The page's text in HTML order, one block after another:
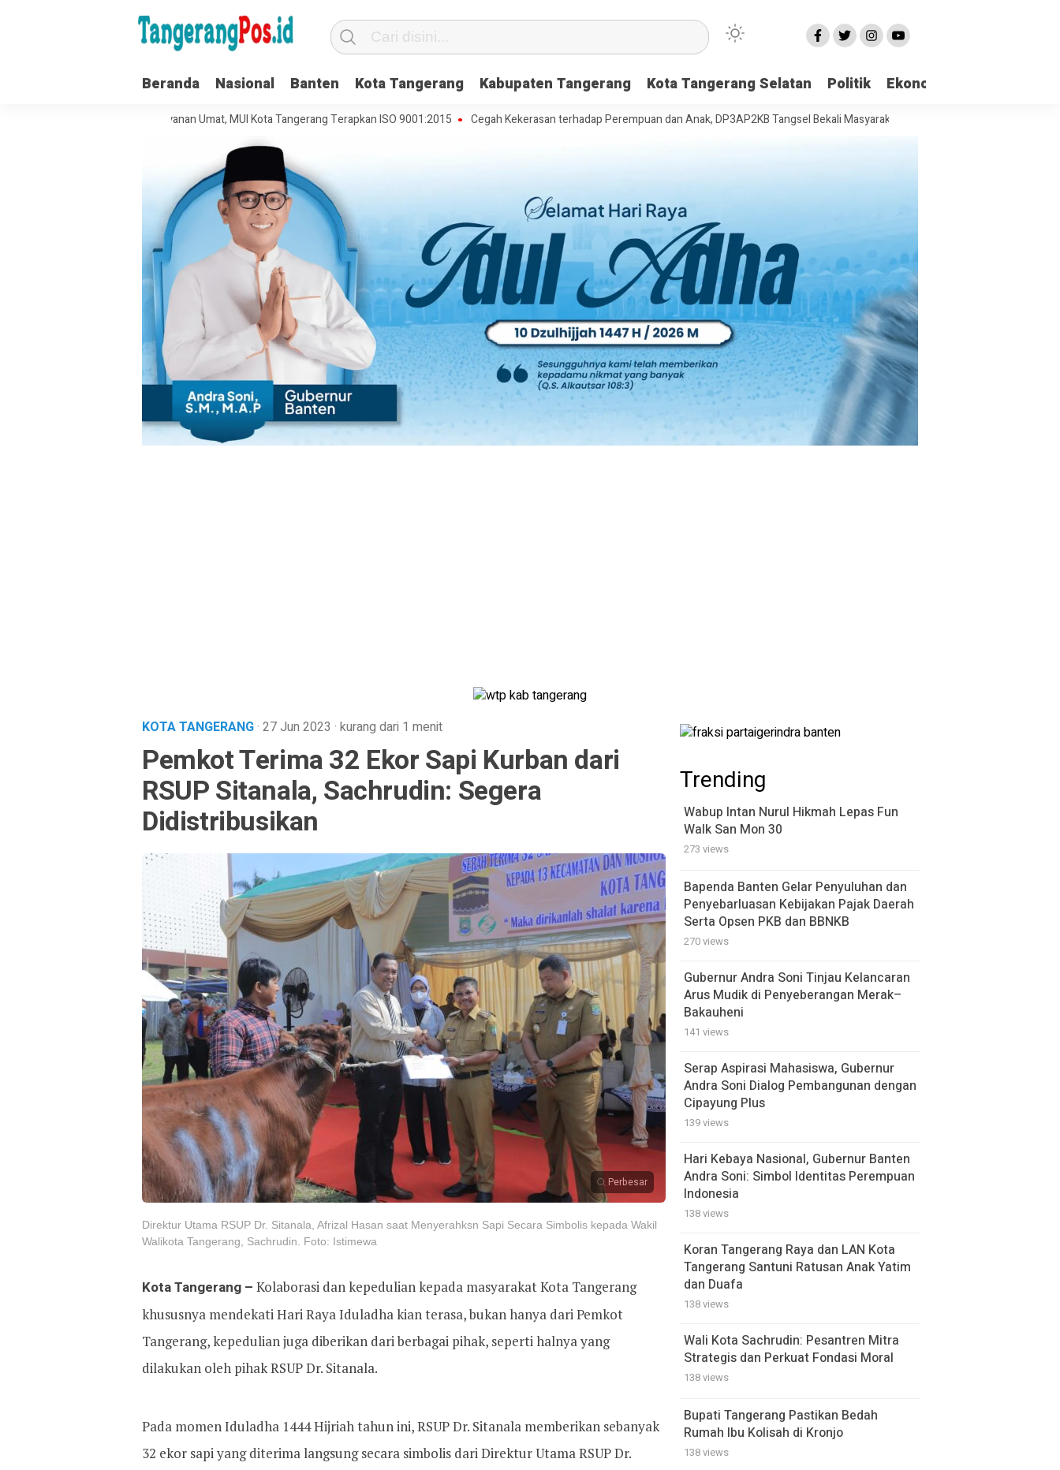
Beranda Nasional Banten Kota Tangerang Kabupaten Tangerang Kota Tangerang Selatan Politik Ekonomi
Organisasi dan Pelayanan Umat, MUI Kota Tangerang Terapkan ISO 9001:2015 Cegah Kekerasan terhadap Perempuan dan Anak, DP3AP2KB Tangsel Bekali Masyarakat Manajemen Stres dan Dukungan Psikologi
KOTA TANGERANG· 27 Jun 2023 · kurang dari 1 menit
Pemkot Terima 32 Ekor Sapi Kurban dari
RSUP Sitanala, Sachrudin: Segera
Didistribusikan
Perbesar
Direktur Utama RSUP Dr. Sitanala, Afrizal Hasan saat Menyerahksn Sapi Secara Simbolis kepada Wakil
Walikota Tangerang, Sachrudin. Foto: Istimewa
Kota Tangerang – Kolaborasi dan kepedulian kepada masyarakat Kota Tangerang
khususnya mendekati Hari Raya Iduladha kian terasa, bukan hanya dari Pemkot
Tangerang, kepedulian juga diberikan dari berbagai pihak, seperti halnya yang
dilakukan oleh pihak RSUP Dr. Sitanala.
Pada momen Iduladha 1444 Hijriah tahun ini, RSUP Dr. Sitanala memberikan sebanyak
32 ekor sapi yang diterima langsung secara simbolis dari Direktur Utama RSUP Dr.
Trending
Wabup Intan Nurul Hikmah Lepas Fun
Walk San Mon 30
273 views
Bapenda Banten Gelar Penyuluhan dan
Penyebarluasan Kebijakan Pajak Daerah
Serta Opsen PKB dan BBNKB
270 views
Gubernur Andra Soni Tinjau Kelancaran
Arus Mudik di Penyeberangan Merak–
Bakauheni
141 views
Serap Aspirasi Mahasiswa, Gubernur
Andra Soni Dialog Pembangunan dengan
Cipayung Plus
139 views
Hari Kebaya Nasional, Gubernur Banten
Andra Soni: Simbol Identitas Perempuan
Indonesia
138 views
Koran Tangerang Raya dan LAN Kota
Tangerang Santuni Ratusan Anak Yatim
dan Duafa
138 views
Wali Kota Sachrudin: Pesantren Mitra
Strategis dan Perkuat Fondasi Moral
138 views
Bupati Tangerang Pastikan Bedah
Rumah Ibu Kolisah di Kronjo
138 views